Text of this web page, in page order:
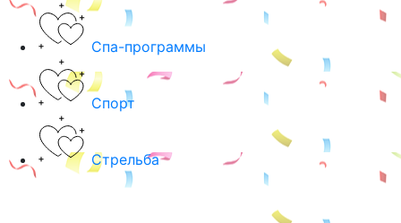
Спа-программы
Спорт
Стрельба